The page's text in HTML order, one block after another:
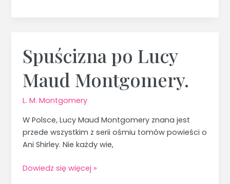
Spuścizna po Lucy
Maud Montgomery.
L. M. Montgomery
W Polsce, Lucy Maud Montgomery znana jest
przede wszystkim z serii ośmiu tomów powieści o
Ani Shirley. Nie każdy wie,
Spuścizna
po
Lucy
Maud
Montgomery.
Dowiedz się więcej »